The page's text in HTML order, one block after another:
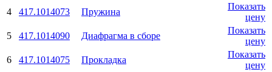
4
417.1014073 Пружина
Показать
цену
5
417.1014090 Диафрагма в сборе
Показать
цену
6
417.1014075 Прокладка
Показать
цену